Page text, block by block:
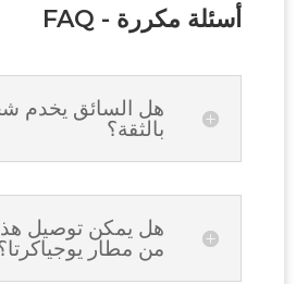
FAQ - أسئلة مكررة
هل السائق يخدم
بالثقة؟
هل يمكن توصيل
من مطار